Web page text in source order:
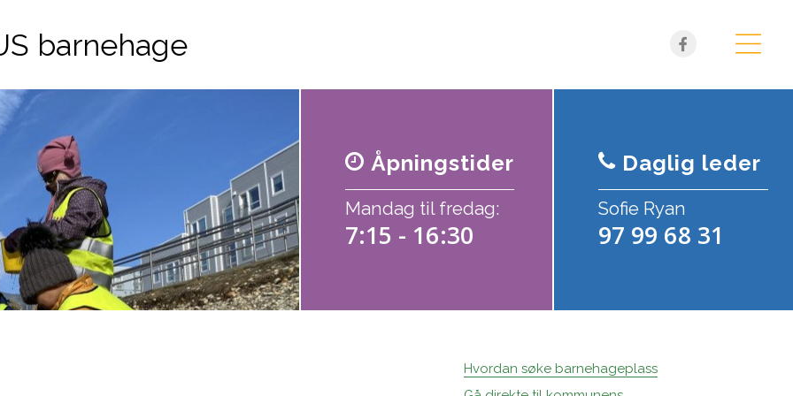
barnehage
Åpningstider
Mandag til fredag:
7:15 - 16:30
Daglig leder
Sofie Ryan
97 99 68 31
Hvordan søke barnehageplass